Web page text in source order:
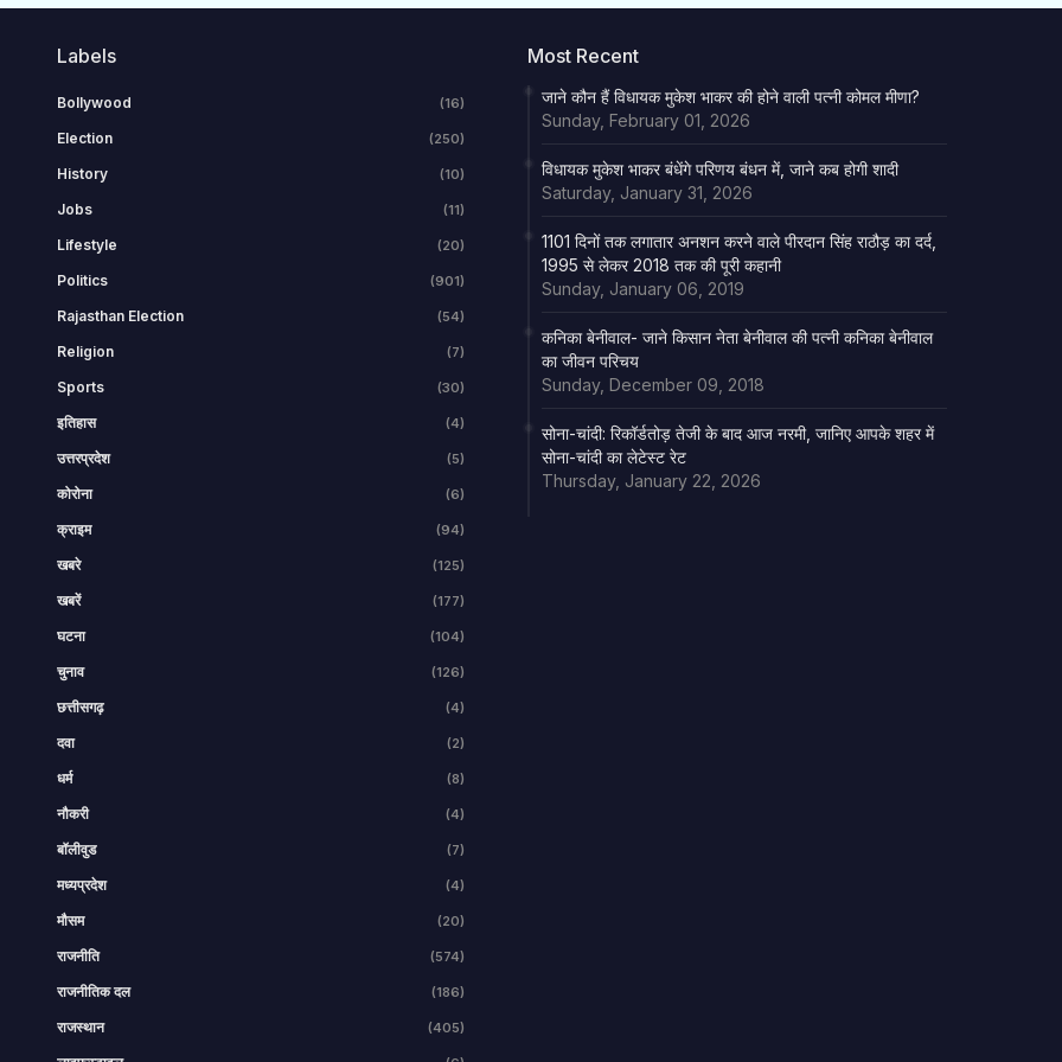
Labels
Bollywood (16)
Election (250)
History (10)
Jobs (11)
Lifestyle (20)
Politics (901)
Rajasthan Election (54)
Religion (7)
Sports (30)
इतिहास (4)
उत्तरप्रदेश (5)
कोरोना (6)
क्राइम (94)
खबरे (125)
खबरें (177)
घटना (104)
चुनाव (126)
छत्तीसगढ़ (4)
दवा (2)
धर्म (8)
नौकरी (4)
बॉलीवुड (7)
मध्यप्रदेश (4)
मौसम (20)
राजनीति (574)
राजनीतिक दल (186)
राजस्थान (405)
Most Recent
जाने कौन हैं विधायक मुकेश भाकर की होने वाली पत्नी कोमल मीणा?
Sunday, February 01, 2026
विधायक मुकेश भाकर बंधेंगे परिणय बंधन में, जाने कब होगी शादी
Saturday, January 31, 2026
1101 दिनों तक लगातार अनशन करने वाले पीरदान सिंह राठौड़ का दर्द,
1995 से लेकर 2018 तक की पूरी कहानी
Sunday, January 06, 2019
कनिका बेनीवाल- जाने किसान नेता बेनीवाल की पत्नी कनिका बेनीवाल
का जीवन परिचय
Sunday, December 09, 2018
सोना-चांदी: रिकॉर्डतोड़ तेजी के बाद आज नरमी, जानिए आपके शहर में
सोना-चांदी का लेटेस्ट रेट
Thursday, January 22, 2026